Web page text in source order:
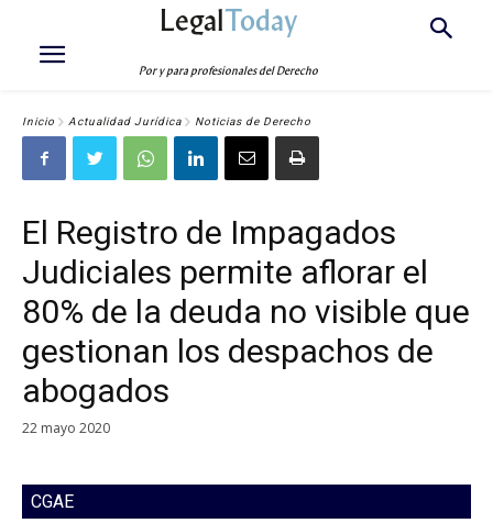
LegalToday
Por y para profesionales del Derecho
Inicio Actualidad Jurídica Noticias de Derecho
El Registro de Impagados
Judiciales permite aflorar el
80% de la deuda no visible que
gestionan los despachos de
abogados
22 mayo 2020
CGAE